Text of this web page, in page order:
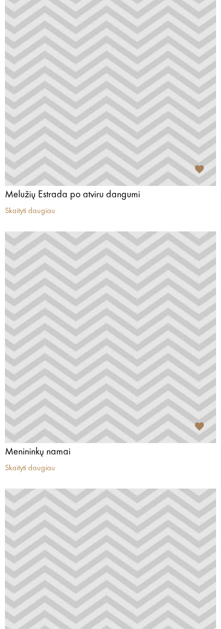
Melužių Estrada po atviru dangumi
Skaityti daugiau
Menininkų namai
Skaityti daugiau